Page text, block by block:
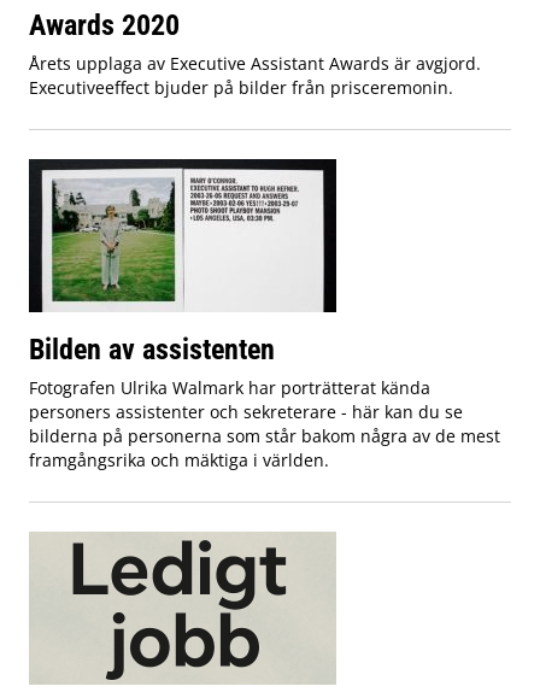
Awards 2020
Årets upplaga av Executive Assistant Awards är avgjord.
Executiveeffect bjuder på bilder från prisceremonin.
Bilden av assistenten
Fotografen Ulrika Walmark har porträtterat kända
personers assistenter och sekreterare - här kan du se
bilderna på personerna som står bakom några av de mest
framgångsrika och mäktiga i världen.